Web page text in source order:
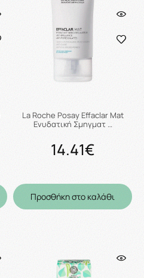
La Roche Posay Effaclar Mat
Ενυδατική Σμηγματ …
14.41€
Προσθήκη στο καλάθι